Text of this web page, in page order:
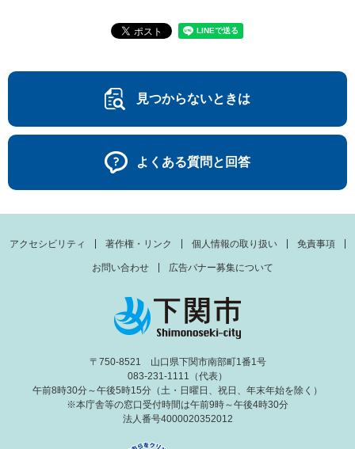
見つからないときは
よくある質問と回答
アクセシビリティ 著作権・リンク 個人情報の取り扱い 免責事項
お問い合わせ 広告バナー募集について
〒750-8521 山口県下関市南部町1番1号
083-231-1111（代表）
午前8時30分～午後5時15分（土・日曜日、祝日、年末年始を除く）
※本庁舎等の窓口受付時間は午前9時～午後4時30分
法人番号4000020352012